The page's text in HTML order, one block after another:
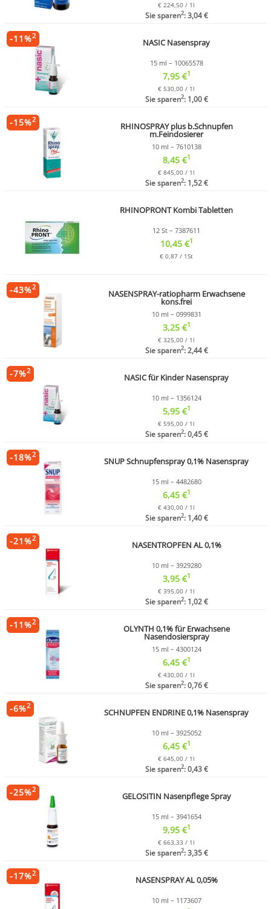
€ 224,50 / 1l
Sie sparen2: 3,04 €
NASIC Nasenspray
15 ml – 10065578
7,95 €1
€ 530,00 / 1l
Sie sparen2: 1,00 €
-11%2
RHINOSPRAY plus b.Schnupfen
m.Feindosierer
10 ml – 7610138
8,45 €1
€ 845,00 / 1l
Sie sparen2: 1,52 €
-15%2
RHINOPRONT Kombi Tabletten
12 St – 7387611
10,45 €1
€ 0,87 / 1St
NASENSPRAY-ratiopharm Erwachsene
kons.frei
10 ml – 0999831
3,25 €1
€ 325,00 / 1l
Sie sparen2: 2,44 €
-43%2
NASIC für Kinder Nasenspray
10 ml – 1356124
5,95 €1
€ 595,00 / 1l
Sie sparen2: 0,45 €
-7%2
SNUP Schnupfenspray 0,1% Nasenspray
15 ml – 4482680
6,45 €1
€ 430,00 / 1l
Sie sparen2: 1,40 €
-18%2
NASENTROPFEN AL 0,1%
10 ml – 3929280
3,95 €1
€ 395,00 / 1l
Sie sparen2: 1,02 €
-21%2
OLYNTH 0,1% für Erwachsene
Nasendosierspray
15 ml – 4300124
6,45 €1
€ 430,00 / 1l
Sie sparen2: 0,76 €
-11%2
SCHNUPFEN ENDRINE 0,1% Nasenspray
10 ml – 3925052
6,45 €1
€ 645,00 / 1l
Sie sparen2: 0,43 €
-6%2
GELOSITIN Nasenpflege Spray
15 ml – 3941654
9,95 €1
€ 663,33 / 1l
Sie sparen2: 3,35 €
-25%2
NASENSPRAY AL 0,05%
10 ml – 1173607
-17%2